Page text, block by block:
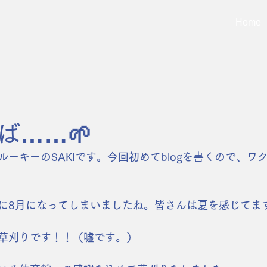
ば……‪🌱‬
ーキーのSAKIです。今回初めてblogを書くので、ワ
8月になってしまいましたね。皆さんは夏を感じてま
刈りです！！（嘘です。）